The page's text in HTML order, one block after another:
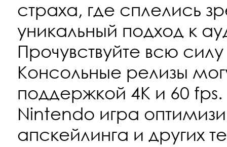
страха, где сплелись
уникальный подход к
Прочувствуйте всю
Консольные релизы
поддержкой 4K и 60
Nintendo игра
апскейлинга и других